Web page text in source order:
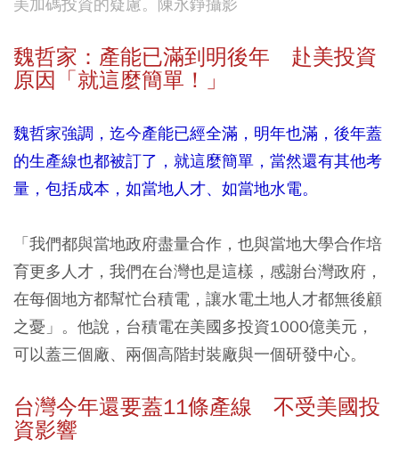
魏哲家：產能已滿到明後年 赴美投資
原因「就這麼簡單！」
魏哲家強調，迄今產能已經全滿，明年也滿，後年蓋
的生產線也都被訂了，就這麼簡單，當然還有其他考
量，包括成本，如當地人才、如當地水電。
「我們都與當地政府盡量合作，也與當地大學合作培
育更多人才，我們在台灣也是這樣，感謝台灣政府，
在每個地方都幫忙台積電，讓水電土地人才都無後顧
之憂」。他說，台積電在美國多投資1000億美元，
可以蓋三個廠、兩個高階封裝廠與一個研發中心。
台灣今年還要蓋11條產線 不受美國投
資影響